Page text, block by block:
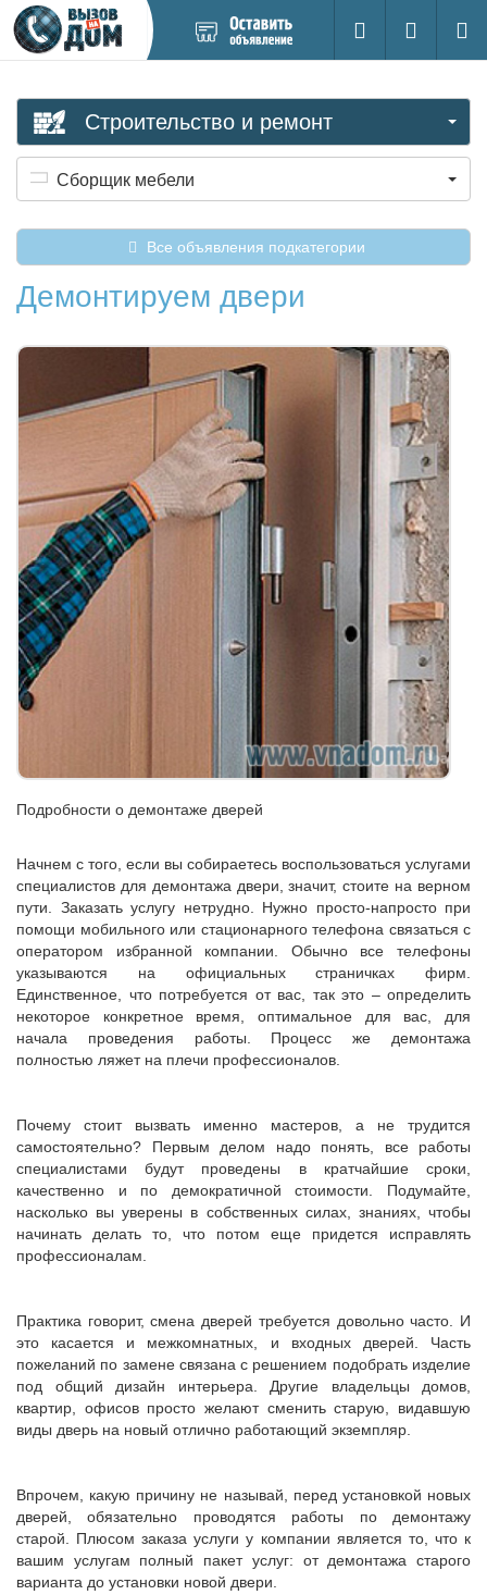
новое
Поиск
Вход на
Строительство и ремонт
Сборщик мебели
Все объявления подкатегории
Демонтируем двери
Подробности о демонтаже дверей
Начнем с того, если вы собираетесь воспользоваться услугами
специалистов для демонтажа двери, значит, стоите на верном
пути. Заказать услугу нетрудно. Нужно просто-напросто при
помощи мобильного или стационарного телефона связаться с
оператором избранной компании. Обычно все телефоны
указываются на официальных страничках фирм.
Единственное, что потребуется от вас, так это – определить
некоторое конкретное время, оптимальное для вас, для
начала проведения работы. Процесс же демонтажа
полностью ляжет на плечи профессионалов.
Почему стоит вызвать именно мастеров, а не трудится
самостоятельно? Первым делом надо понять, все работы
специалистами будут проведены в кратчайшие сроки,
качественно и по демократичной стоимости. Подумайте,
насколько вы уверены в собственных силах, знаниях, чтобы
начинать делать то, что потом еще придется исправлять
профессионалам.
Практика говорит, смена дверей требуется довольно часто. И
это касается и межкомнатных, и входных дверей. Часть
пожеланий по замене связана с решением подобрать изделие
под общий дизайн интерьера. Другие владельцы домов,
квартир, офисов просто желают сменить старую, видавшую
виды дверь на новый отлично работающий экземпляр.
Впрочем, какую причину не называй, перед установкой новых
дверей, обязательно проводятся работы по демонтажу
старой. Плюсом заказа услуги у компании является то, что к
вашим услугам полный пакет услуг: от демонтажа старого
варианта до установки новой двери.